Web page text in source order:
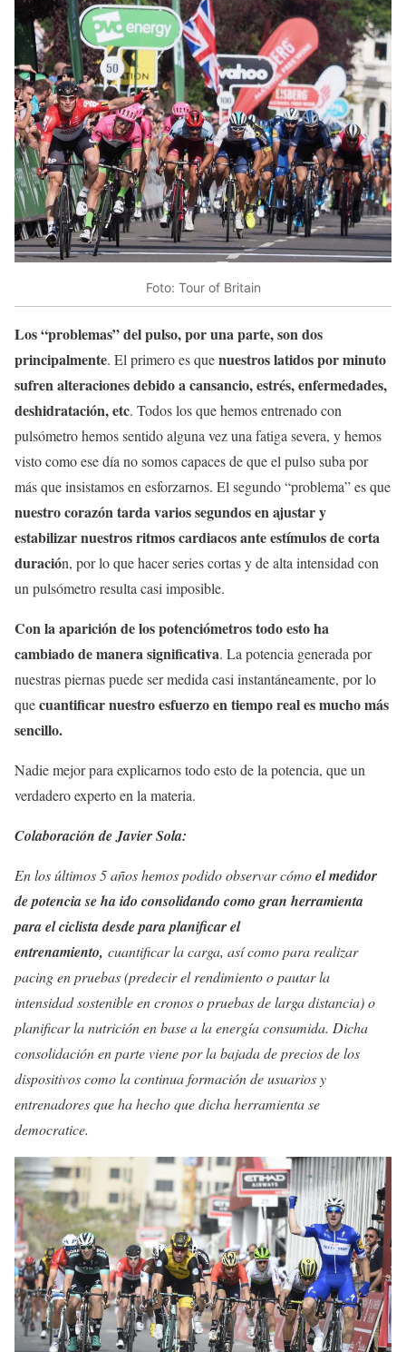
Foto: Tour of Britain
Los “problemas” del pulso, por una parte, son dos
principalmente. El primero es quenuestros latidos por minuto
sufren alteraciones debido a cansancio, estrés, enfermedades,
deshidratación, etc. Todos los que hemos entrenado con
pulsómetro hemos sentido alguna vez una fatiga severa, y hemos
visto como ese día no somos capaces de que el pulso suba por
más que insistamos en esforzarnos. El segundo “problema” es que
nuestro corazón tarda varios segundos en ajustar y
estabilizar nuestros ritmos cardiacos ante estímulos de corta
duración, por lo que hacer series cortas y de alta intensidad con
un pulsómetro resulta casi imposible.
Con la aparición de los potenciómetros todo esto ha
cambiado de manera significativa. La potencia generada por
nuestras piernas puede ser medida casi instantáneamente, por lo
quecuantificar nuestro esfuerzo en tiempo real es mucho más
sencillo.
Nadie mejor para explicarnos todo esto de la potencia, que un
verdadero experto en la materia.
Colaboración de Javier Sola:
En los últimos 5 años hemos podido observar cómoel medidor
de potencia se ha ido consolidando como gran herramienta
para el ciclista desde para planificar el
entrenamiento, cuantificar la carga, así como para realizar
pacing en pruebas (predecir el rendimiento o pautar la
intensidad sostenible en cronos o pruebas de larga distancia) o
planificar la nutrición en base a la energía consumida. Dicha
consolidación en parte viene por la bajada de precios de los
dispositivos como la continua formación de usuarios y
entrenadores que ha hecho que dicha herramienta se
democratice.